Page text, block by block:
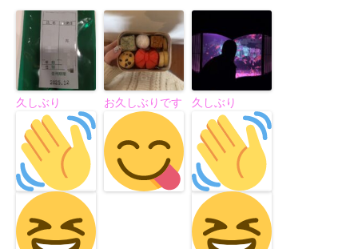
久しぶり お久しぶりです 久しぶり